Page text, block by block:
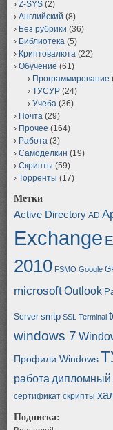
Z-SYS (2)
Английский (8)
Без рубрики (36)
Библиотека (5)
Криптовалюта (22)
Обучение (61)
Программирование
ТУСУР (24)
Учеба (36)
Почта (29)
Прочее (164)
Работа (3)
Самоделкин (19)
Скрипты (59)
Торренты (17)
Метки
Active Directory AD
Exchange
2010 FSMO Google
microsoftOutlook
Server smtp SSL Terminal
windows 7
Профили Windows
работа дипломный
сертификат скрипты
Подписка: